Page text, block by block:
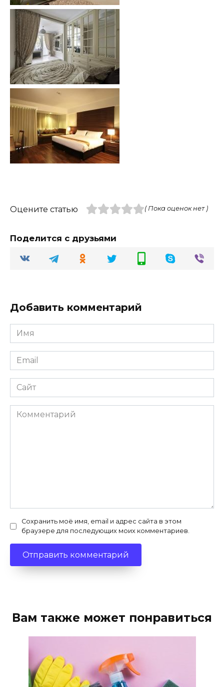
Оцените статью ( Пока оценок нет )
Поделится с друзьями
Добавить комментарий
Имя
Email
Сайт
Комментарий
Сохранить моё имя, email и адрес сайта в этом
браузере для последующих моих комментариев.
Вам также может понравиться